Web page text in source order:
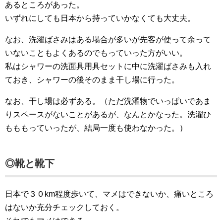
あるところがあった。
いずれにしても日本から持っていかなくても大丈夫。
なお、洗濯ばさみはある場合が多いが先客が使って余って
いないこともよくあるのでもっていった方がいい。
私はシャワーの洗面具用具セットに中に洗濯ばさみも入れ
ておき、シャワーの後そのまま干し場に行った。
なお、干し場は必ずある。（ただ洗濯物でいっぱいであま
りスペースがないことがあるが、なんとかなった。洗濯ひ
もももっていったが、結局一度も使わなかった。）
◎靴と靴下
日本で３０km程度歩いて、マメはできないか、痛いところ
はないか充分チェックしておく。